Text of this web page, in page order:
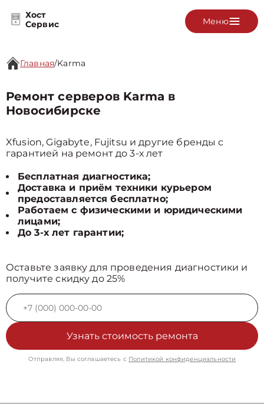
Хост
Сервис
Меню
Главная/Karma
Ремонт серверов Karma в
Новосибирске
Xfusion, Gigabyte, Fujitsu и другие бренды с
гарантией на ремонт до 3-х лет
Бесплатная диагностика;
Доставка и приём техники курьером
предоставляется бесплатно;
Работаем с физическими и юридическими
лицами;
До 3-х лет гарантии;
Оставьте заявку для проведения диагностики и
получите скидку до 25%
Узнать стоимость ремонта
Отправляя, Вы соглашаетесь с Политикой конфиденциальности